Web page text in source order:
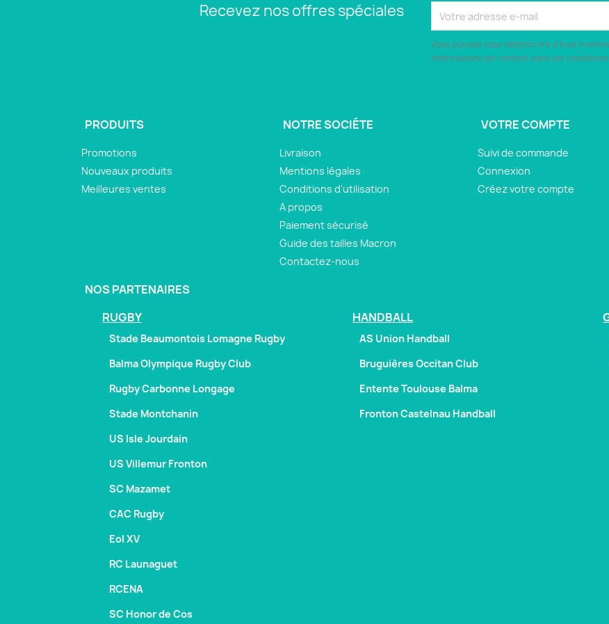
Recevez nos offres spéciales
Vous pouvez vous désinscrire à tout
informations de contact dans les
PRODUITS
Promotions
Nouveaux produits
Meilleures ventes
NOTRE SOCIÉTE
Livraison
Mentions légales
Conditions d'utilisation
A propos
Paiement sécurisé
Guide des tailles Macron
Contactez-nous
VOTRE COMPTE
Suivi de commande
Connexion
Créez votre compte
NOS PARTENAIRES
RUGBY
Stade Beaumontois Lomagne Rugby
Balma Olympique Rugby Club
Rugby Carbonne Longage
Stade Montchanin
US Isle Jourdain
US Villemur Fronton
SC Mazamet
CAC Rugby
Eol XV
RC Launaguet
RCENA
SC Honor de Cos
HANDBALL
AS Union Handball
Bruguières Occitan Club
Entente Toulouse Balma
Fronton Castelnau Handball